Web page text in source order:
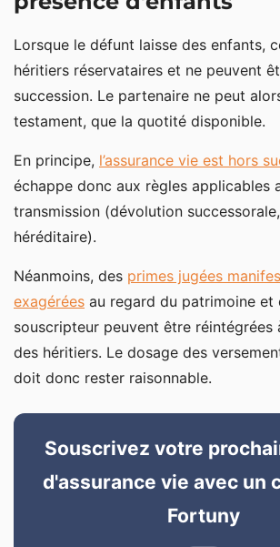
Lorsque le défunt laisse des enfants,
héritiers réservataires et ne peuvent
succession. Le partenaire ne peut
testament, que la quotité disponible.
En principe, l’assurance vie est hors
échappe donc aux règles applicables
transmission (dévolution
héréditaire).
Néanmoins, des primes jugées
exagérées au regard du patrimoine et
souscripteur peuvent être réintégrées
des héritiers. Le dosage des
doit donc rester raisonnable.
Souscrivez votre
d'assurance vie avec un
Fortuny